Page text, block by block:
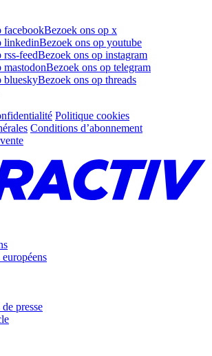
facebookBezoek ons op x
linkedinBezoek ons op youtube
rss-feedBezoek ons op instagram
mastodonBezoek ons op telegram
blueskyBezoek ons op threads
Politique cookies
Conditions d’abonnement
presse